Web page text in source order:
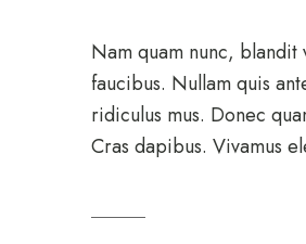
Nam quam nunc,
faucibus. Nullam quis
ridiculus mus. Donec
Cras dapibus. Vivamus